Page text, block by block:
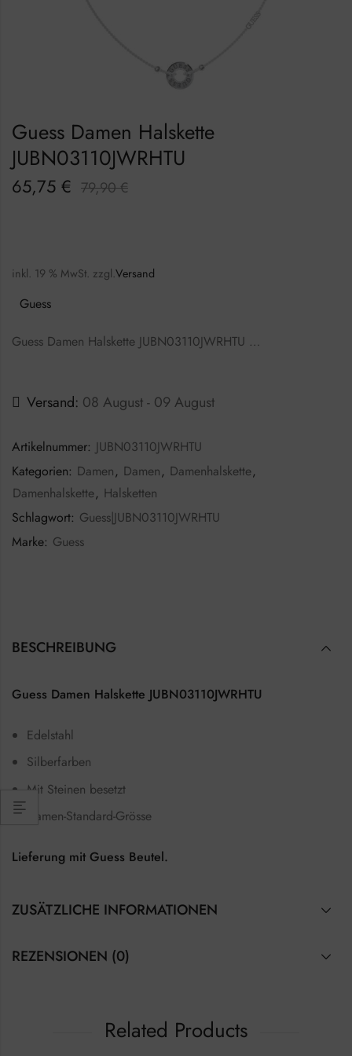
Guess Damen Halskette
JUBN03110JWRHTU
65,75 € 79,90€
inkl. 19 % MwSt. zzgl.Versand
Guess
Guess Damen Halskette JUBN03110JWRHTU …
Versand: 08 August - 09 August
Artikelnummer: JUBN03110JWRHTU
Kategorien: Damen, Damen, Damenhalskette,
Damenhalskette, Halsketten
Schlagwort: Guess|JUBN03110JWRHTU
Marke: Guess
BESCHREIBUNG
Guess Damen Halskette JUBN03110JWRHTU
Edelstahl
Silberfarben
Mit Steinen besetzt
Damen-Standard-Grösse
Lieferung mit Guess Beutel.
ZUSÄTZLICHE INFORMATIONEN
REZENSIONEN (0)
Related Products